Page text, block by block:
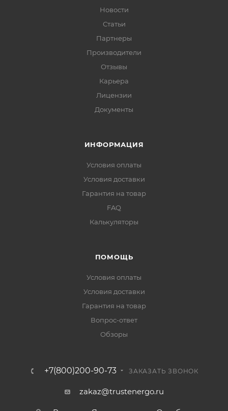
Новости
Статьи
Партнеры
Производители
Отзывы
Карьера
Лицензии
Документы
ИНФОРМАЦИЯ
Условия оплаты
Условия доставки
Гарантия на товар
FAQ
Калькуляторы
ПОМОЩЬ
Условия оплаты
Условия доставки
Гарантия на товар
Вопрос-ответ
Обзоры
+7(800)200-90-73 ЗАКАЗАТЬ ЗВОНОК
zakaz@trustenergo.ru